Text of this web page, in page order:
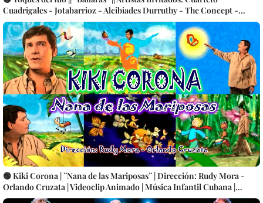
Cuadrigales - Jotabarrioz - Alcibiades Durruthy - The Concept -
Participación especial: Rosario Cárdenas - Choco - Joaquín
Betancourt - Fernando Pérez || Director: Carlos Gómez || Música
cubana || Videoclip || CUBA
🟢 Kiki Corona | ¨Nana de las Mariposas¨ | Dirección: Rudy Mora -
Orlando Cruzata | Videoclip Animado | Música Infantil Cubana |
Artistas Cubanos | Canción | CUBA